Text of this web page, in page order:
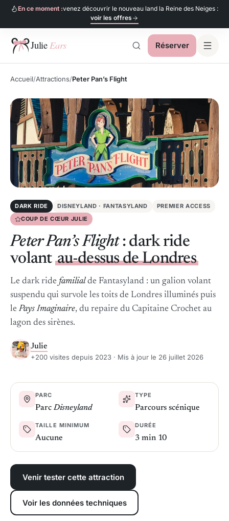
En ce moment :venez découvrir le nouveau land la Reine des Neiges :
voir les offres
Julie Ears
Réserver
Accueil Attractions Peter Pan’s Flight
DARK RIDE DISNEYLAND · FANTASYLAND
PREMIER ACCESS
COUP DE CŒUR JULIE
Peter Pan’s Flight: dark ride
volantau-dessus de Londres
Le dark ride familialde Fantasyland : un galion volant
suspendu qui survole les toits de Londres illuminés puis
le Pays Imaginaire, du repaire du Capitaine Crochet au
lagon des sirènes.
Julie
+200 visites depuis 2023 · Mis à jour le 26 juillet 2026
PARC
ParcDisneyland
TYPE
Parcours scénique
TAILLE MINIMUM
Aucune
DURÉE
3 min 10
Venir tester cette attraction
Voir les données techniques